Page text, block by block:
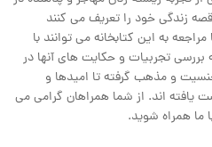
قصه زندگی خود را تعریف می کنند
به این کتابخانه می توانند با
تجربیات و حکایت های آنها در
و مذهب گرفته تا امیدها و
یافته اند. از شما همراهان گرامی می
ما همراه شوید.